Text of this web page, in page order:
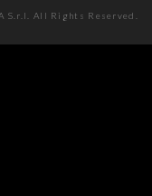
S.r.l. All Rights Reserved.